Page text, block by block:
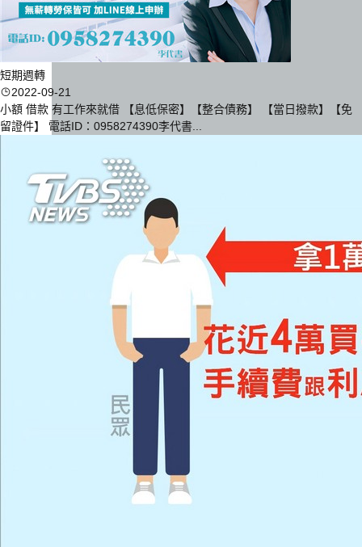
短期週轉
2022-09-21
小額 借款 有工作來就借 【息低保密】【整合債務】 【當日撥款】【免
留證件】 電話ID：0958274390李代書...